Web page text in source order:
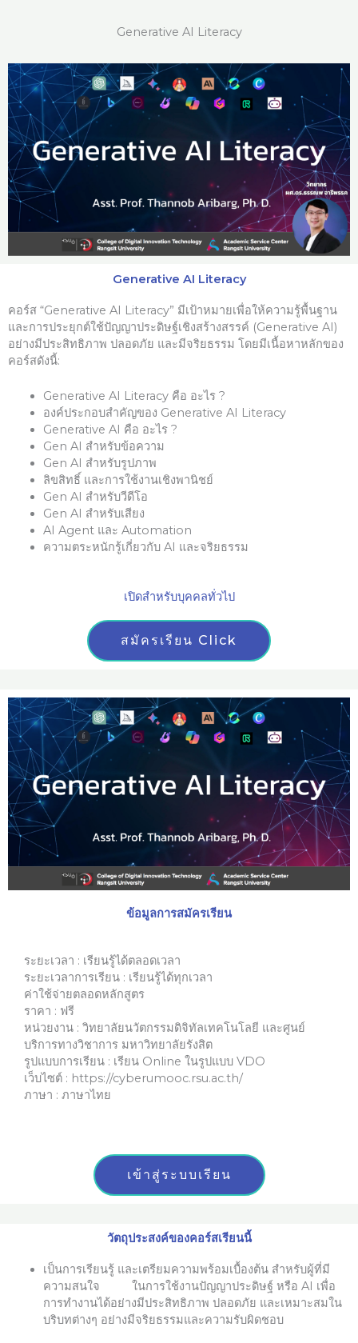
Generative AI Literacy
Generative AI Literacy
คอร์ส “Generative AI Literacy” มีเป้าหมายเพื่อให้ความรู้พื้นฐาน
และการประยุกต์ใช้ปัญญาประดิษฐ์เชิงสร้างสรรค์ (Generative AI)
อย่างมีประสิทธิภาพ ปลอดภัย และมีจริยธรรม โดยมีเนื้อหาหลักของ
คอร์สดังนี้:
Generative AI Literacy คือ อะไร ?
องค์ประกอบสำคัญของ Generative AI Literacy
Generative AI คือ อะไร ?
Gen AI สำหรับข้อความ
Gen AI สำหรับรูปภาพ
ลิขสิทธิ์ และการใช้งานเชิงพานิชย์
Gen AI สำหรับวีดีโอ
Gen AI สำหรับเสียง
AI Agent และ Automation
ความตระหนักรู้เกี่ยวกับ AI และจริยธรรม
เปิดสำหรับบุคคลทั่วไป
สมัครเรียน Click
ข้อมูลการสมัครเรียน
ระยะเวลา : เรียนรู้ได้ตลอดเวลา
ระยะเวลาการเรียน : เรียนรู้ได้ทุกเวลา
ค่าใช้จ่ายตลอดหลักสูตร
ราคา : ฟรี
หน่วยงาน : วิทยาลัยนวัตกรรมดิจิทัลเทคโนโลยี และศูนย์
บริการทางวิชาการ มหาวิทยาลัยรังสิต
รูปแบบการเรียน : เรียน Online ในรูปแบบ VDO
เว็บไซต์ : https://cyberumooc.rsu.ac.th/
ภาษา : ภาษาไทย
เข้าสู่ระบบเรียน
วัตถุประสงค์ของคอร์สเรียนนี้
เป็นการเรียนรู้ และเตรียมความพร้อมเบื้องต้น สำหรับผู้ที่มี
ความสนใจ ในการใช้งานปัญญาประดิษฐ์​ หรือ AI เพื่อ
การทำงานได้อย่างมีประสิทธิภาพ ปลอดภัย และเหมาะสมใน
บริบทต่างๆ อย่างมีจริยธรรมและความรับผิดชอบ